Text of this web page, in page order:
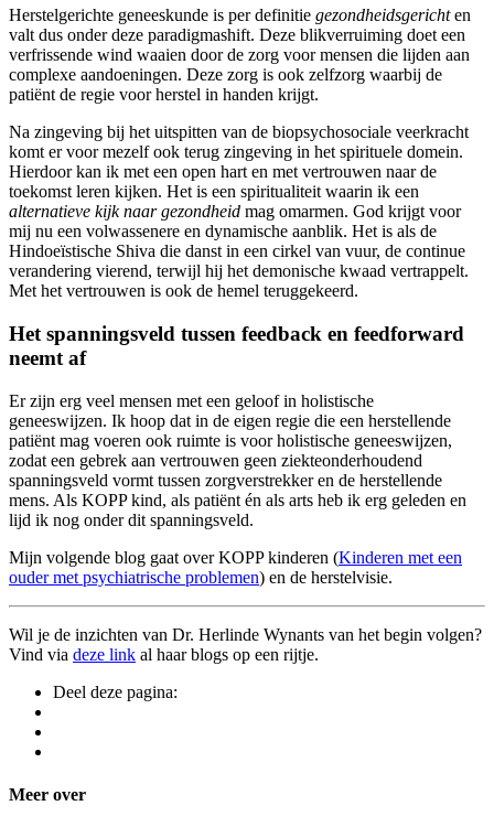
Herstelgerichte geneeskunde is per definitie gezondheidsgerichten
valt dus onder deze paradigmashift. Deze blikverruiming doet een
verfrissende wind waaien door de zorg voor mensen die lijden aan
complexe aandoeningen. Deze zorg is ook zelfzorg waarbij de
patiënt de regie voor herstel in handen krijgt.
Na zingeving bij het uitspitten van de biopsychosociale veerkracht
komt er voor mezelf ook terug zingeving in het spirituele domein.
Hierdoor kan ik met een open hart en met vertrouwen naar de
toekomst leren kijken. Het is een spiritualiteit waarin ik een
alternatieve kijk naar gezondheid mag omarmen. God krijgt voor
mij nu een volwassenere en dynamische aanblik. Het is als de
Hindoeïstische Shiva die danst in een cirkel van vuur, de continue
verandering vierend, terwijl hij het demonische kwaad vertrappelt.
Met het vertrouwen is ook de hemel teruggekeerd.
Het spanningsveld tussen feedback en feedforward
neemt af
Er zijn erg veel mensen met een geloof in holistische
geneeswijzen. Ik hoop dat in de eigen regie die een herstellende
patiënt mag voeren ook ruimte is voor holistische geneeswijzen,
zodat een gebrek aan vertrouwen geen ziekteonderhoudend
spanningsveld vormt tussen zorgverstrekker en de herstellende
mens. Als KOPP kind, als patiënt én als arts heb ik erg geleden en
lijd ik nog onder dit spanningsveld.
Mijn volgende blog gaat over KOPP kinderen (Kinderen met een
ouder met psychiatrische problemen) en de herstelvisie.
Wil je de inzichten van Dr. Herlinde Wynants van het begin volgen?
Vind via deze link al haar blogs op een rijtje.
Deel deze pagina:
Meer over